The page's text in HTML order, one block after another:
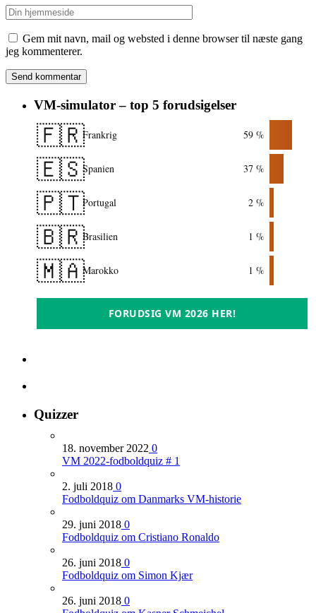
Gem mit navn, mail og websted i denne browser til næste gang
jeg kommenterer.
VM-simulator – top 5 forudsigelser
🇫🇷Frankrig 59 %
🇪🇸Spanien 37 %
🇵🇹Portugal 2 %
🇧🇷Brasilien 1 %
🇲🇦Marokko 1 %
FORUDSIG VM 2026 HER!
Quizzer
18. november 2022 0
VM 2022-fodboldquiz # 1
2. juli 2018 0
Fodboldquiz om Danmarks VM-historie
29. juni 2018 0
Fodboldquiz om Cristiano Ronaldo
26. juni 2018 0
Fodboldquiz om Simon Kjær
26. juni 2018 0